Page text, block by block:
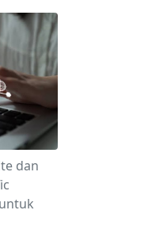
dan